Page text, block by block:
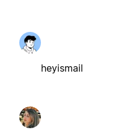
heyismail